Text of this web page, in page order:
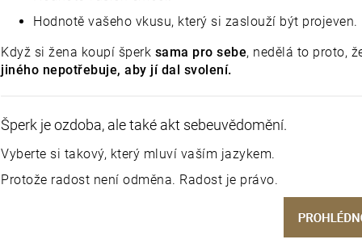
Hodnotě vašeho vkusu, který si zaslouží být projeven.
Když si žena koupí šperk sama pro sebe, nedělá to proto,
jiného nepotřebuje, aby jí dal svolení.
Šperk je ozdoba, ale také akt sebeuvědomění.
Vyberte si takový, který mluví vaším jazykem.
Protože radost není odměna. Radost je právo.